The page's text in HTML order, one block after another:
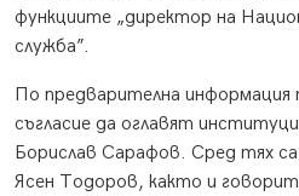
функциите „директор на
служба”.
По предварителна информация
съгласие да оглавят
Борислав Сарафов. Сред тях
Ясен Тодоров, както и